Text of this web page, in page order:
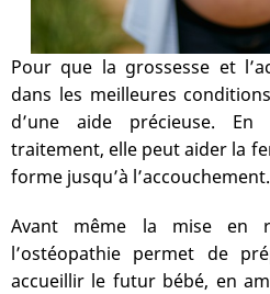
Pour que la grossesse et
dans les meilleures
d’une aide précieuse.
traitement, elle peut aider la
forme jusqu’à
Avant même la mise en
l’ostéopathie permet de
accueillir le futur bébé, en